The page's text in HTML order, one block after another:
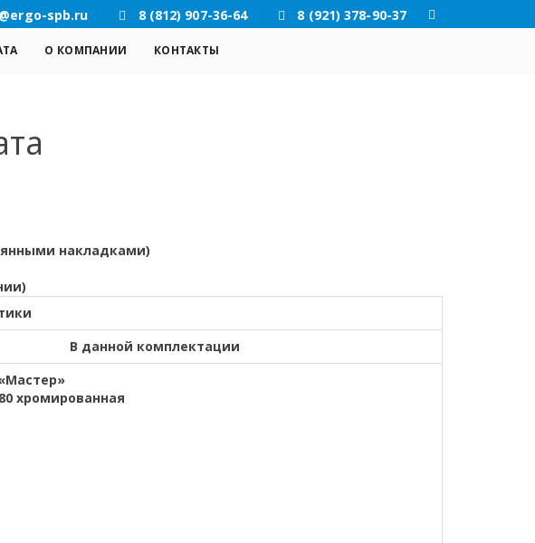
spb.ru 8 (812) 907-36-64 8 (921) 378-90-37
О КОМПАНИИ КОНТАКТЫ
накладками)
В данной комплектации
хромированная